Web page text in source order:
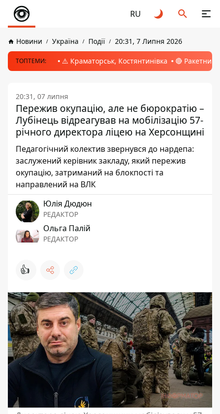
RU
Новини Україна Події 20:31, 7 Липня 2026
ТОПТЕМИ: ⚠️ Краматорськ, Костянтинівка 🔴 Ракетний
20:31, 07 липня
Пережив окупацію, але не бюрократію –
Лубінець відреагував на мобілізацію 57-
річного директора ліцею на Херсонщині
Педагогічний колектив звернувся до нардепа:
заслужений керівник закладу, який пережив
окупацію, затриманий на блокпості та
направлений на ВЛК
Юлія Дюдюн
РЕДАКТОР
Ольга Палій
РЕДАКТОР
👍